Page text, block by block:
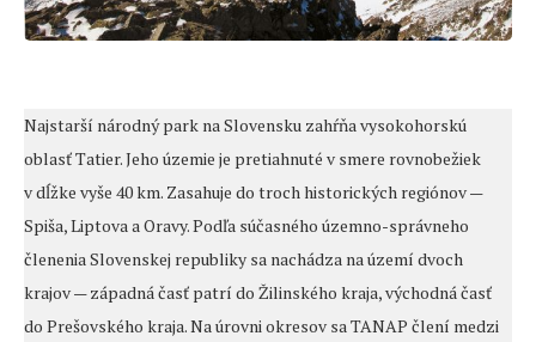
Najstarší národný park na Slovensku zahŕňa vysokohorskú
oblasť Tatier. Jeho územie je pretiahnuté v smere rovnobežiek
v dĺžke vyše 40 km. Zasahuje do troch historických regiónov —
Spiša, Liptova a Oravy. Podľa súčasného územno-správneho
členenia Slovenskej republiky sa nachádza na území dvoch
krajov — západná časť patrí do Žilinského kraja, východná časť
do Prešovského kraja. Na úrovni okresov sa TANAP člení medzi